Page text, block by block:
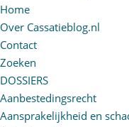
Home
Over Cassatieblog.nl
Contact
Zoeken
DOSSIERS
Aanbestedingsrecht
Aansprakelijkheid en